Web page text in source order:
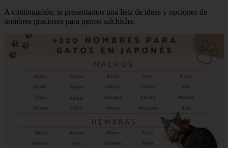
A continuación, te presentamos una lista de ideas y opciones de
nombres graciosos para perros salchicha: